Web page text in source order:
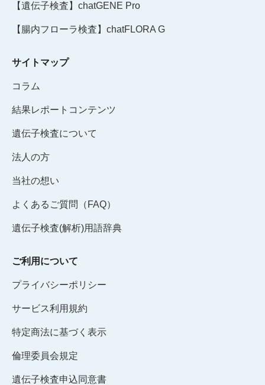
【遺伝子検査】chatGENE Pro
【腸内フローラ検査】chatFLORA G
サイトマップ
コラム
結果レポートコンテンツ
遺伝子検査について
法人の方
当社の想い
よくあるご質問（FAQ）
遺伝子検査(解析)用語辞典
ご利用について
プライバシーポリシー
サービス利用規約
特定商法に基づく表示
倫理委員会規定
遺伝子検査申込同意書